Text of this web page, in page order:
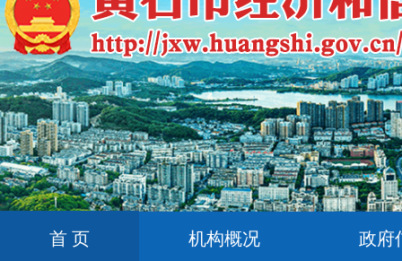
首 页 机构概况 政府